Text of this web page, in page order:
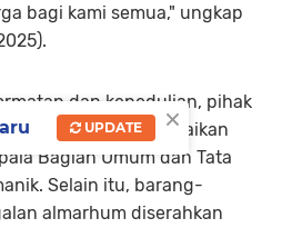
bagi kami semua," ungkap
dan kepedulian, pihak
duka yang disampaikan
Bagian Umum dan Tata
Selain itu, barang-
almarhum diserahkan
×
UPDATE